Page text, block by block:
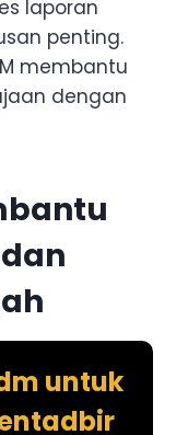
laporan
penting.
membantu
dengan
untuk